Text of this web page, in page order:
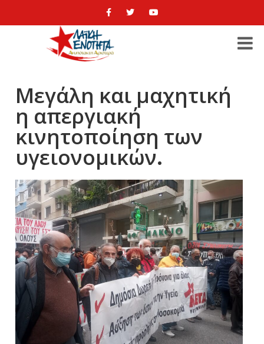
Μεγάλη και μαχητική
η απεργιακή
κινητοποίηση των
υγειονομικών.